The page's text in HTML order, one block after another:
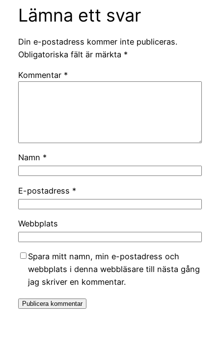
Lämna ett svar
Din e-postadress kommer inte publiceras.
Obligatoriska fält är märkta *
Kommentar *
Namn *
E-postadress *
Webbplats
Spara mitt namn, min e-postadress och
webbplats i denna webbläsare till nästa gång
jag skriver en kommentar.